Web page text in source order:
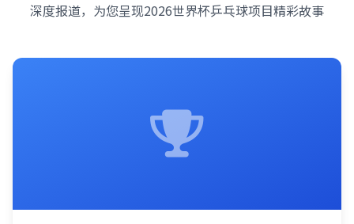
深度报道，为您呈现2026世界杯乒乓球项目精彩故事